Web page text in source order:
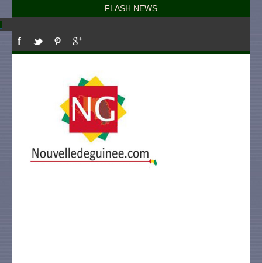
FLASH NEWS